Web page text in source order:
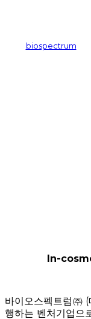
biospectrum
In-
바이오스펙트럼㈜
행하는 벤처기업으